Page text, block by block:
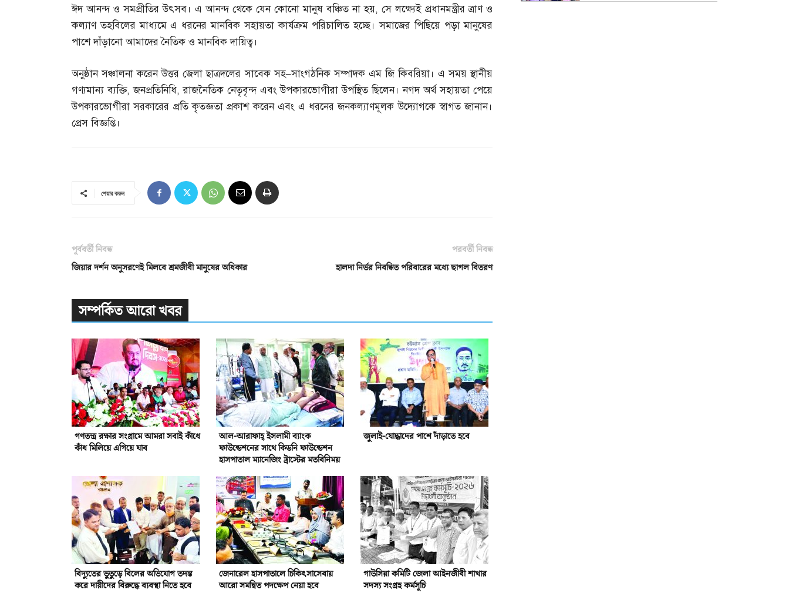
ঈদ আনন্দ ও সমপ্রীতির উৎসব। এ আনন্দ থেকে যেন কোনো মানুষ বঞ্চিত না হয়,সে লক্ষ্যেই প্রধানমন্ত্রীর ত্রাণ ও
কল্যাণ তহবিলের মাধ্যমে এ ধরনের মানবিক সহায়তা কার্যক্রম পরিচালিত হচ্ছে। সমাজের পিছিয়ে পড়া মানুষের
পাশে দাঁড়ানো আমাদের নৈতিক ও মানবিক দায়িত্ব।
অনুষ্ঠান সঞ্চালনা করেন উত্তর জেলা ছাত্রদলের সাবেক সহ–সাংগঠনিক সম্পাদক এম জি কিবরিয়া। এ সময় স্থানীয়
গণ্যমান্য ব্যক্তি,জনপ্রতিনিধি,রাজনৈতিক নেতৃবৃন্দ এবং উপকারভোগীরা উপস্থিত ছিলেন। নগদ অর্থ সহায়তা পেয়ে
উপকারভোগীরা সরকারের প্রতি কৃতজ্ঞতা প্রকাশ করেন এবং এ ধরনের জনকল্যাণমূলক উদ্যোগকে স্বাগত জানান।
প্রেস বিজ্ঞপ্তি।
শেয়ার করুন
পূর্ববর্তী নিবন্ধ
জিয়ার দর্শন অনুসরণেই মিলবে শ্রমজীবী মানুষের অধিকার
পরবর্তী নিবন্ধ
হালদা নির্ভর নিবন্ধিত পরিবারের মধ্যে ছাগল বিতরণ
সম্পর্কিত আরো খবর
গণতন্ত্র রক্ষার সংগ্রামে আমরা সবাই কাঁধে
কাঁধ মিলিয়ে এগিয়ে যাব
আল-আরাফাহ্‌ ইসলামী ব্যাংক
ফাউন্ডেশনের সাথে কিডনি ফাউন্ডেশন
হাসপাতাল ম্যানেজিং ট্রাস্টের মতবিনিময়
জুলাই-যোদ্ধাদের পাশে দাঁড়াতে হবে
বিদ্যুতের ভুতুড়ে বিলের অভিযোগ তদন্ত
করে দায়ীদের বিরুদ্ধে ব্যবস্থা নিতে হবে
জেনারেল হাসপাতালে চিকিৎসাসেবায়
আরো সমন্বিত পদক্ষেপ নেয়া হবে
গাউসিয়া কমিটি জেলা আইনজীবী শাখার
সদস্য সংগ্রহ কর্মসূচি